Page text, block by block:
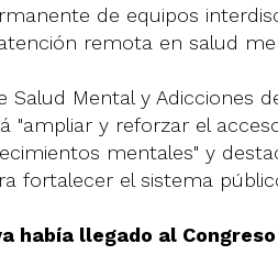
de equipos
remota en salud
Salud Mental y Adicciones
"ampliar y reforzar el
mentales" y
fortalecer el sistema
había llegado al Congreso